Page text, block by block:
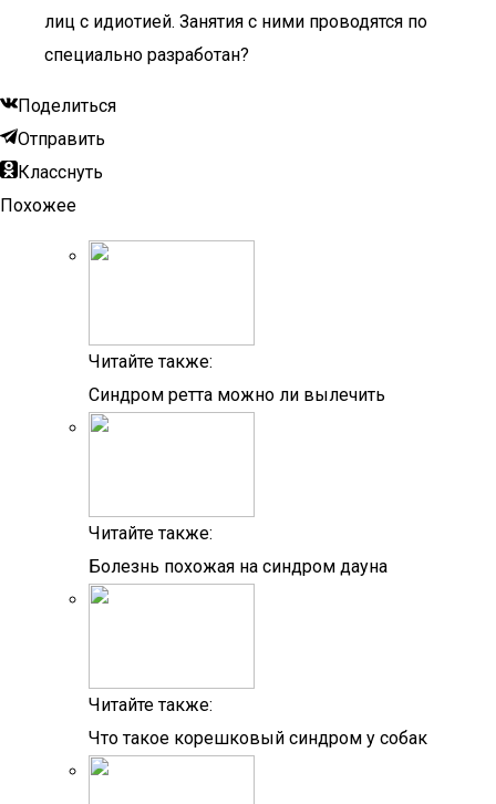
лиц с идиотией. Занятия с ними проводятся по
специально разработан?
Поделиться
Отправить
Класснуть
Похожее
Читайте также:
Синдром ретта можно ли вылечить
Читайте также:
Болезнь похожая на синдром дауна
Читайте также:
Что такое корешковый синдром у собак